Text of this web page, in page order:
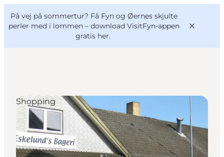
På vej på sommertur? Få Fyn og Øernes skjulte
perler med i lommen – download VisitFyn-appen
gratis her.
Oplevelser
Outdoor
Mad og drikke
Overnatning
VisitFyn
Deutsch
Shopping